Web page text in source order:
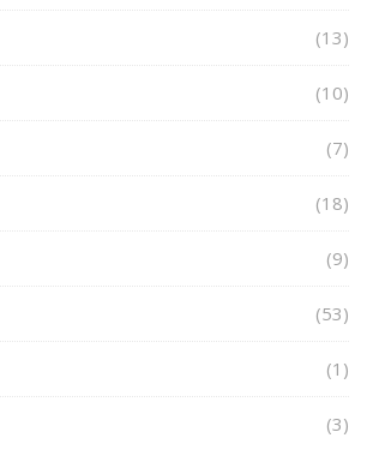
(13)
(10)
(7)
(18)
(9)
(53)
(1)
(3)